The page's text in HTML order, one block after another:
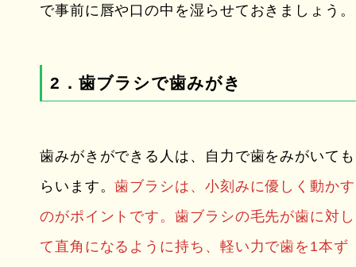
で事前に唇や口の中を湿らせておきましょう。
2．歯ブラシで歯みがき
歯みがきができる人は、自力で歯をみがいても
らいます。歯ブラシは、小刻みに優しく動かす
のがポイントです。歯ブラシの毛先が歯に対し
て直角になるように持ち、軽い力で歯を1本ず